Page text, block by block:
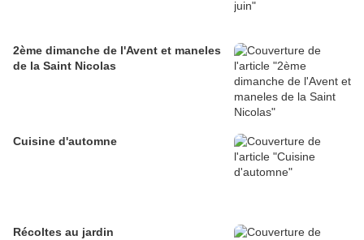
2ème dimanche de l'Avent et maneles
de la Saint Nicolas
Cuisine d'automne
Récoltes au jardin